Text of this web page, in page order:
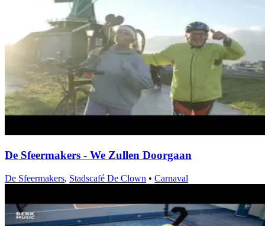
De Sfeermakers - We Zullen Doorgaan
De Sfeermakers, Stadscafé De Clown • Carnaval